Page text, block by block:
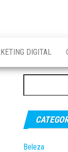
DIGITAL
por:
Beleza